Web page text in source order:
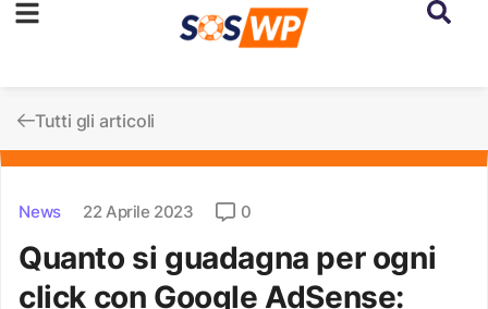
Tutti gli articoli
News 22 Aprile 2023 0
Quanto si guadagna per ogni
click con Google AdSense: